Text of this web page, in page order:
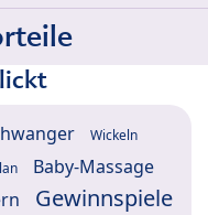
Wickeln
Baby-Massage
Gewinnspiele